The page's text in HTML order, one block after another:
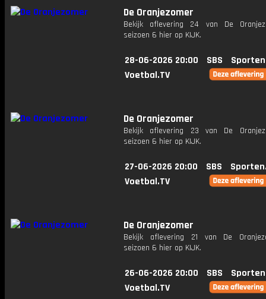
De Oranjezomer
Bekijk aflevering 24 van De
seizoen 6 hier op KIJK.
28-06-2026 20:00 SBS
Voetbal.TV
De Oranjezomer
Bekijk aflevering 23 van De
seizoen 6 hier op KIJK.
27-06-2026 20:00 SBS
Voetbal.TV
De Oranjezomer
Bekijk aflevering 21 van De
seizoen 6 hier op KIJK.
26-06-2026 20:00 SBS
Voetbal.TV